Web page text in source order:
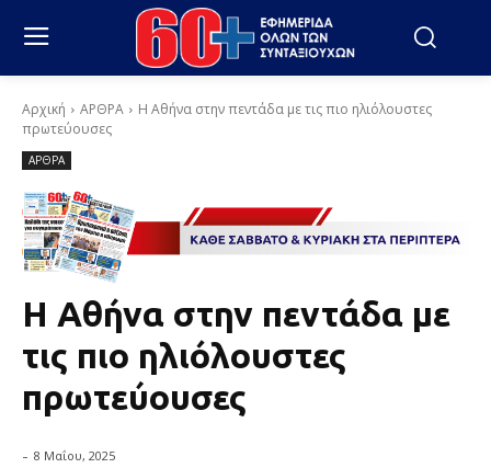
Αρχική ΑΡΘΡΑ
Η Αθήνα στην πεντάδα με τις πιο ηλιόλουστες
πρωτεύουσες
ΑΡΘΡΑ
Η Αθήνα στην πεντάδα με
τις πιο ηλιόλουστες
πρωτεύουσες
- 8 Μαΐου, 2025